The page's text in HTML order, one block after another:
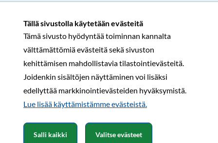
Tällä sivustolla käytetään evästeitä
Tämä sivusto hyödyntää toiminnan kannalta
välttämättömiä evästeitä sekä sivuston
kehittämisen mahdollistavia tilastointievästeitä.
Joidenkin sisältöjen näyttäminen voi lisäksi
edellyttää markkinointievästeiden hyväksymistä.
Lue lisää käyttämistämme evästeistä.​​​​​​
Salli kaikki Valitse evästeet
Rekisteri- ja tietosuojaselosteSopimusehdot